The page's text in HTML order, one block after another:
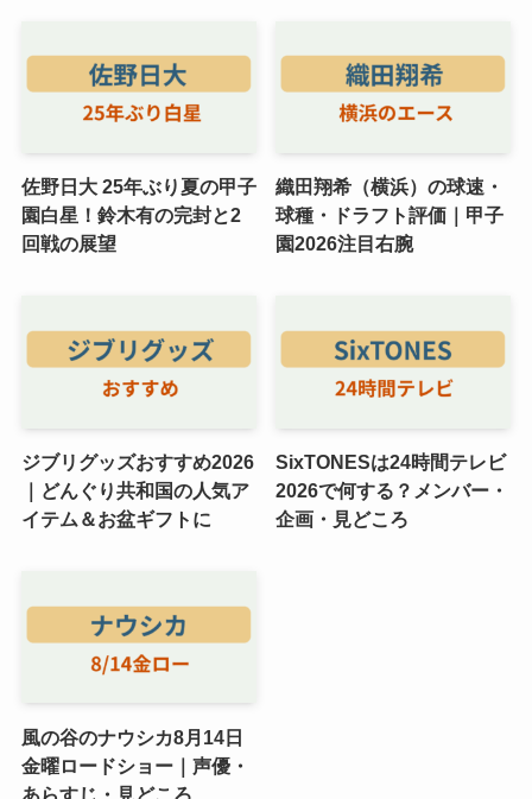
佐野日大 25年ぶり夏の甲子
園白星！鈴木有の完封と2
回戦の展望
織田翔希（横浜）の球速・
球種・ドラフト評価｜甲子
園2026注目右腕
ジブリグッズおすすめ2026
｜どんぐり共和国の人気ア
イテム＆お盆ギフトに
SixTONESは24時間テレビ
2026で何する？メンバー・
企画・見どころ
風の谷のナウシカ8月14日
金曜ロードショー｜声優・
あらすじ・見どころ